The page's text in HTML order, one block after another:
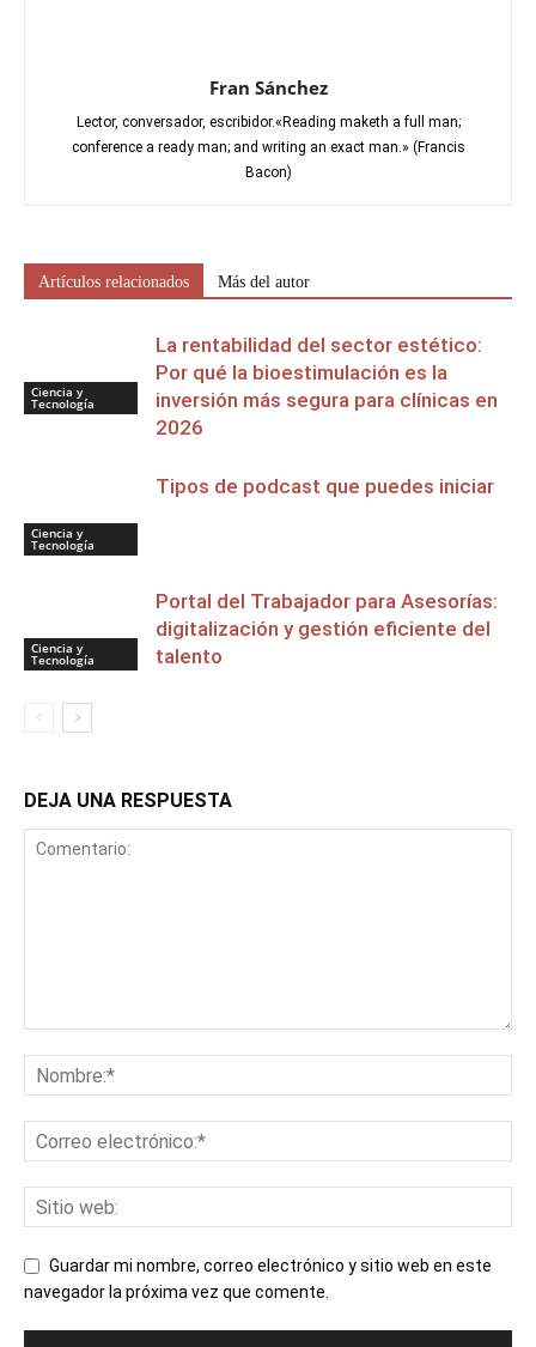
Fran Sánchez
Lector, conversador, escribidor.«Reading maketh a full man;
conference a ready man; and writing an exact man.» (Francis
Bacon)
Artículos relacionados Más del autor
Ciencia y
Tecnología
La rentabilidad del sector estético:
Por qué la bioestimulación es la
inversión más segura para clínicas en
2026
Ciencia y
Tecnología
Tipos de podcast que puedes iniciar
Ciencia y
Tecnología
Portal del Trabajador para Asesorías:
digitalización y gestión eficiente del
talento
DEJA UNA RESPUESTA
Guardar mi nombre, correo electrónico y sitio web en este
navegador la próxima vez que comente.